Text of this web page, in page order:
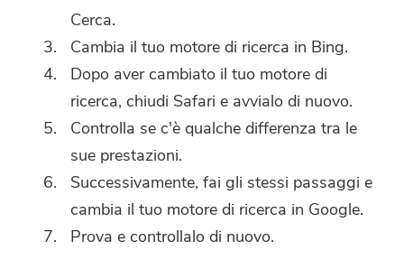
Cerca.
Cambia il tuo motore di ricerca in Bing.
Dopo aver cambiato il tuo motore di
ricerca, chiudi Safari e avvialo di nuovo.
Controlla se c'è qualche differenza tra le
sue prestazioni.
Successivamente, fai gli stessi passaggi e
cambia il tuo motore di ricerca in Google.
Prova e controllalo di nuovo.